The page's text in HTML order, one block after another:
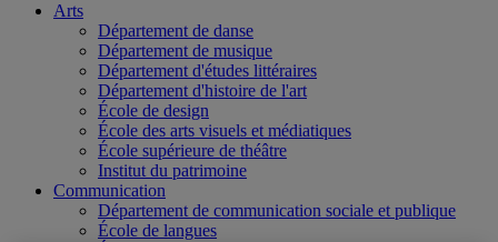
Arts
Département de danse
Département de musique
Département d'études littéraires
Département d'histoire de l'art
École de design
École des arts visuels et médiatiques
École supérieure de théâtre
Institut du patrimoine
Communication
Département de communication sociale et publique
École de langues